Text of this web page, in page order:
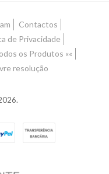
Contactos
de Privacidade
os Produtos ««
resolução